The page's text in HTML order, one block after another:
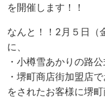
を開催します！！
なんと！！2月５日（
に、
・小樽雪あかりの路
・堺町商店街加盟店
をされたお客様に堺